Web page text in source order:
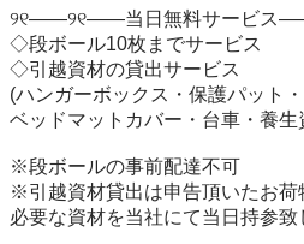
୨୧――୨୧――当日無料サービス
◇段ボール10枚までサービス
◇引越資材の貸出サービス
(ハンガーボックス・保護パット
ベッドマットカバー・台車・養生
※段ボールの事前配達不可
※引越資材貸出は申告頂いたお荷
必要な資材を当社にて当日持参致